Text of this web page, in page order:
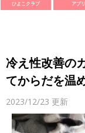
ひよこクラブ アプリ
冷え性改善の
てからだを温
2023/12/23 更新